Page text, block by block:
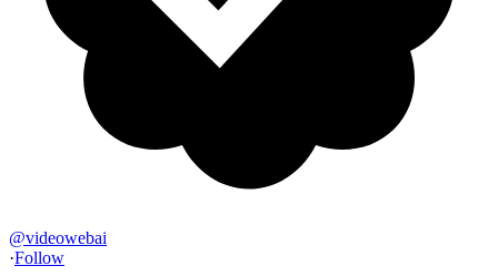
@videowebai
·Follow